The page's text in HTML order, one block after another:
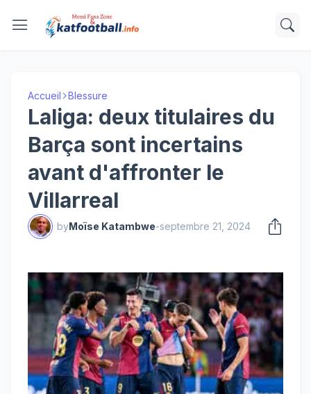
Accueil Blessure
Laliga: deux titulaires du
Barça sont incertains
avant d'affronter le
Villarreal
byMoïse Katambwe-septembre 21, 2024